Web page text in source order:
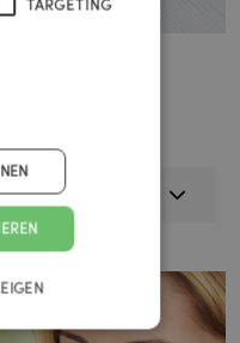
TARGETING